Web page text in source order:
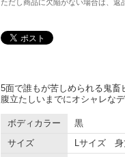
ただし商品に欠陥がない場合は、
5面で誰もが苦しめられる鬼畜
腹立たしいまでにオシャレな
ボディカラー
黒
サイズ
Lサイズ